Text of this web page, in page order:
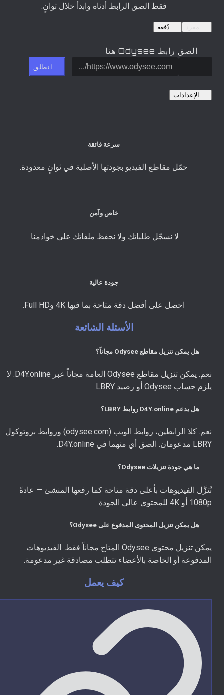
فقط الصق الرابط أدناه وابدأ خلال ثوانٍ.
دُفعة
الصق رابط Odysee هنا
انطلق
الإعدادات
سرعة فائقة
حمّل مقاطع الفيديو بجودتها الأصلية في ثوانٍ معدودة.
خاص وآمن
لا نسجّل طلباتك ولا نحفظ ملفاتك على خوادمنا.
جودة عالية
احصل على أفضل دقة متاحة بما فيها 4K وFull HD.
الأسئلة الشائعة
هل يمكن تنزيل مقاطع Odysee مجاناً؟
نعم. يمكن تنزيل مقاطع Odysee العامة مجاناً عبر D4Y.online. لا
يلزم حساب Odysee أو رصيد LBRY.
هل يدعم D4Y.online روابط LBRY؟
نعم. كلا الرابطين، روابط الويب (odysee.com) وروابط بروتوكول
LBRY مدعومان. الصق أي منهما في D4Y.online.
ما هي جودة تنزيلات Odysee؟
تُنزَّل الفيديوهات بأعلى دقة متاحة كما رفعها المنشئ — عادةً
1080p أو 4K للمحتوى عالي الجودة.
هل يمكن تنزيل المحتوى المدفوع على Odysee؟
يمكن تنزيل محتوى Odysee المتاح مجاناً فقط. الفيديوهات
المدفوعة أو الخاصة بالأعضاء تتطلب مصادقة غير مدعومة.
كيف يعمل